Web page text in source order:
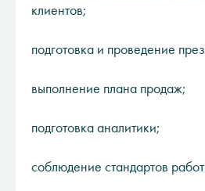
клиентов;
подготовка и проведение
выполнение плана продаж;
подготовка аналитики;
соблюдение стандартов